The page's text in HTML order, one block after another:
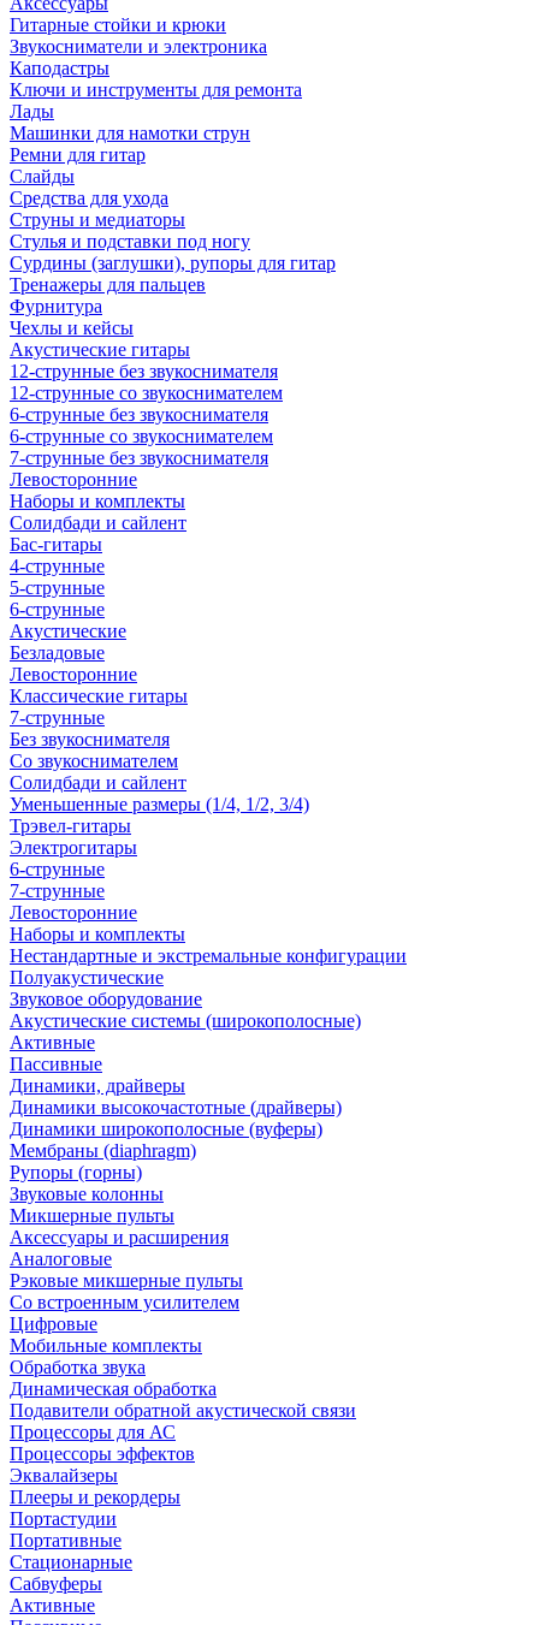
Гитарные стойки и крюки
Звукосниматели и электроника
Каподастры
Ключи и инструменты для ремонта
Лады
Машинки для намотки струн
Ремни для гитар
Слайды
Средства для ухода
Струны и медиаторы
Стулья и подставки под ногу
Сурдины (заглушки), рупоры для гитар
Тренажеры для пальцев
Фурнитура
Чехлы и кейсы
Акустические гитары
12-струнные без звукоснимателя
12-струнные со звукоснимателем
6-струнные без звукоснимателя
6-струнные со звукоснимателем
7-струнные без звукоснимателя
Левосторонние
Наборы и комплекты
Солидбади и сайлент
Бас-гитары
4-струнные
5-струнные
6-струнные
Акустические
Безладовые
Левосторонние
Классические гитары
7-струнные
Без звукоснимателя
Со звукоснимателем
Солидбади и сайлент
Уменьшенные размеры (1/4, 1/2, 3/4)
Трэвел-гитары
Электрогитары
6-струнные
7-струнные
Левосторонние
Наборы и комплекты
Нестандартные и экстремальные конфигурации
Полуакустические
Звуковое оборудование
Акустические системы (широкополосные)
Активные
Пассивные
Динамики, драйверы
Динамики высокочастотные (драйверы)
Динамики широкополосные (вуферы)
Мембраны (diaphragm)
Рупоры (горны)
Звуковые колонны
Микшерные пульты
Аксессуары и расширения
Аналоговые
Рэковые микшерные пульты
Со встроенным усилителем
Цифровые
Мобильные комплекты
Обработка звука
Динамическая обработка
Подавители обратной акустической связи
Процессоры для АС
Процессоры эффектов
Эквалайзеры
Плееры и рекордеры
Портастудии
Портативные
Стационарные
Сабвуферы
Активные